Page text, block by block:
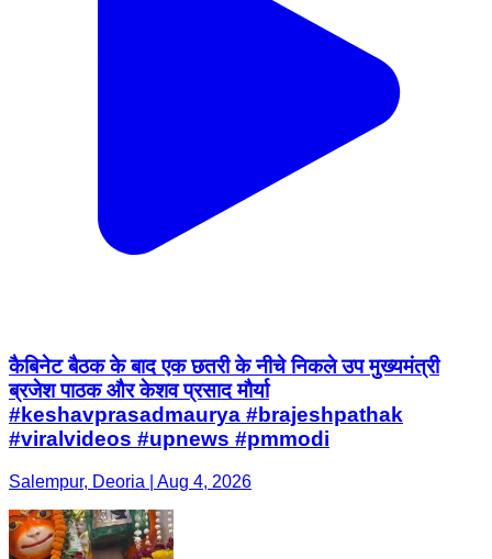
कैबिनेट बैठक के बाद एक छतरी के नीचे निकले उप मुख्यमंत्री
ब्रजेश पाठक और केशव प्रसाद मौर्या
#keshavprasadmaurya #brajeshpathak
#viralvideos #upnews #pmmodi
Salempur, Deoria | Aug 4, 2026